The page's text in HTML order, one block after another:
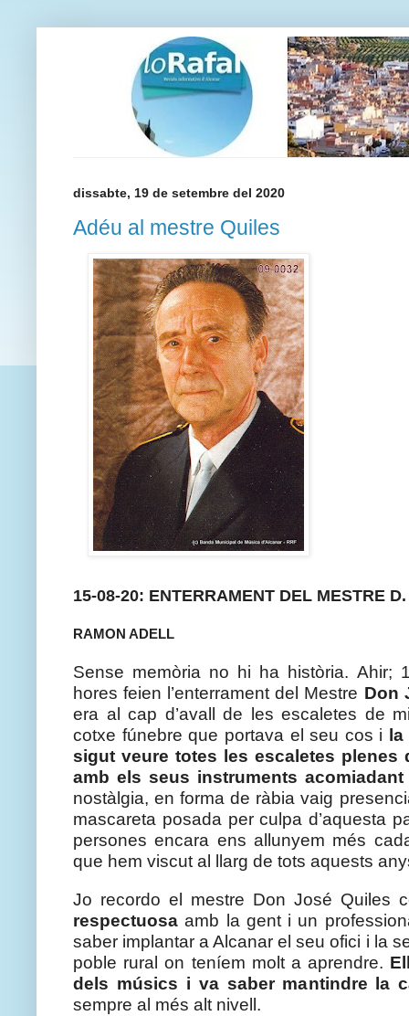
dissabte, 19 de setembre del 2020
Adéu al mestre Quiles
15-08-20: ENTERRAMENT DEL MESTRE
RAMON ADELL
Sense memòria no hi ha història. Ahir;
hores feien l’enterrament del Mestre Don
era al cap d’avall de les escaletes de
cotxe fúnebre que portava el seu cos i
sigut veure totes les escaletes plenes
amb els seus instruments
nostàlgia, en forma de ràbia vaig
mascareta posada per culpa d’aquesta
persones encara ens allunyem més
que hem viscut al llarg de tots aquests
Jo recordo el mestre Don José Quiles
respectuosa amb la gent i un
saber implantar a Alcanar el seu ofici i la
poble rural on teníem molt a aprendre.
dels músics i va saber mantindre la
sempre al més alt nivell.